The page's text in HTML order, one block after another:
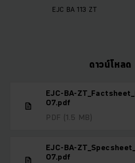
EJC BA 113 ZT
ดาวน์โหลด
EJC-BA-
07.pdf
PDF (1.5 MB)
EJC-BA-
07.pdf